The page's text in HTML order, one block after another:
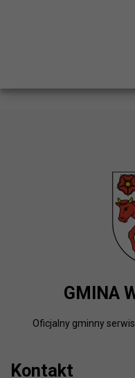
GMINA
Oficjalny gminny
Kontakt